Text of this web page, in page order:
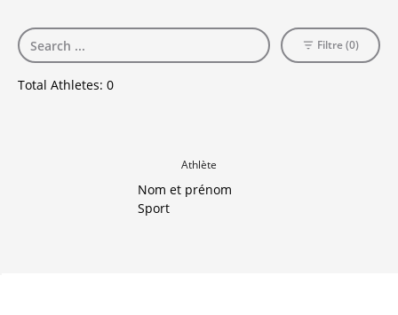
Total Athletes: 0
Filtre (0)
Athlète
Nom et prénom
Sport